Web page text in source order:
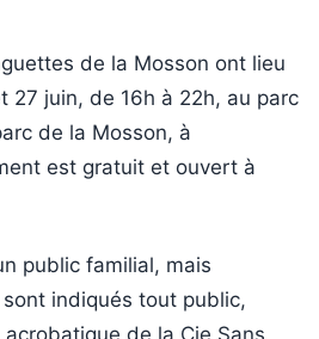
de la Mosson ont lieu
27 juin, de 16h à 22h, au parc
de la Mosson, à
est gratuit et ouvert à
public familial, mais
indiqués tout public,
de la Cie Sans